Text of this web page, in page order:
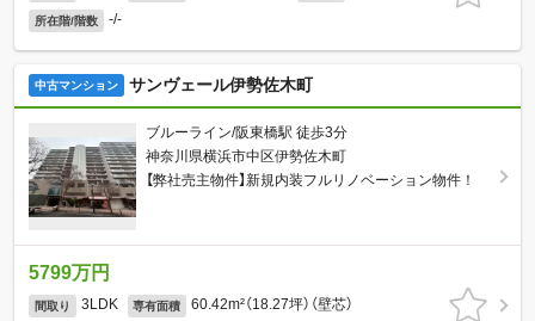
所在階/階数 -/-
中古マンション サンヴェール伊勢佐木町
ブルーライン/阪東橋駅 徒歩3分
神奈川県横浜市中区伊勢佐木町
【弊社売主物件】新規内装フルリノベーション物件！
5799万円
間取り 3LDK 専有面積 60.42m²（18.27坪）（壁芯）